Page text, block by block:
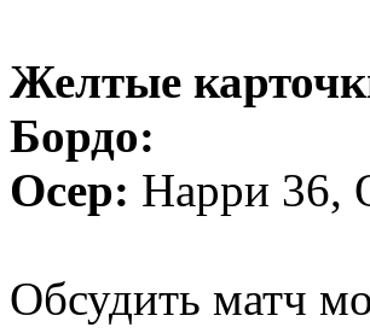
Желтые
Бордо:
Осер: Нарри 36,
Обсудить матч